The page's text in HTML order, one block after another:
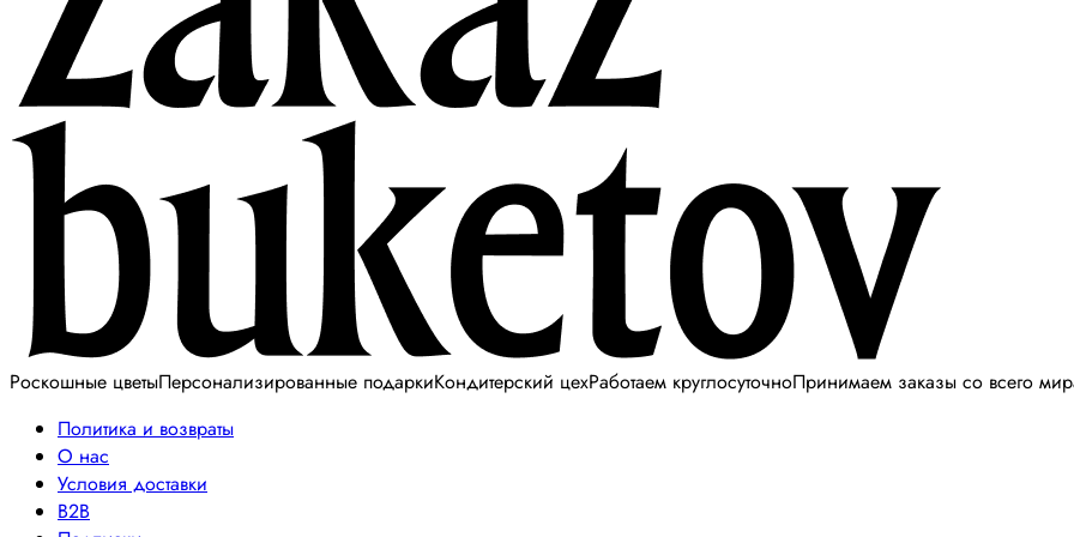
Роскошные цветыПерсонализированные подаркиКондитерский цехРаботаем круглосуточноПринимаем заказы со всего
Политика и возвраты
О нас
Условия доставки
B2B